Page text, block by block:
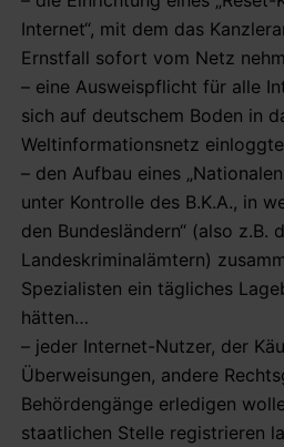
Internet“, mit dem das
Ernstfall sofort vom Netz
– eine Ausweispflicht für alle
sich auf deutschem Boden in
Weltinformationsnetz
– den Aufbau eines
unter Kontrolle des B.K.A., in
den Bundesländern“ (also z.B.
Landeskriminalämtern)
Spezialisten ein tägliches
hätten…
– jeder Internet-Nutzer, der
Überweisungen, andere
Behördengänge erledigen
staatlichen Stelle registrieren